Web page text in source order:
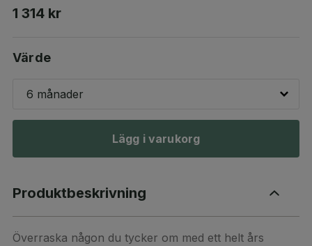
1 314 kr
Värde
6 månader
Lägg i varukorg
Produktbeskrivning
Överraska någon du tycker om med ett helt års